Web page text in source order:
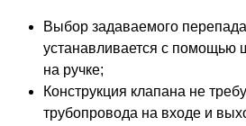
Выбор задаваемого
устанавливается с помощью
на ручке;
Конструкция клапана не
трубопровода на входе и